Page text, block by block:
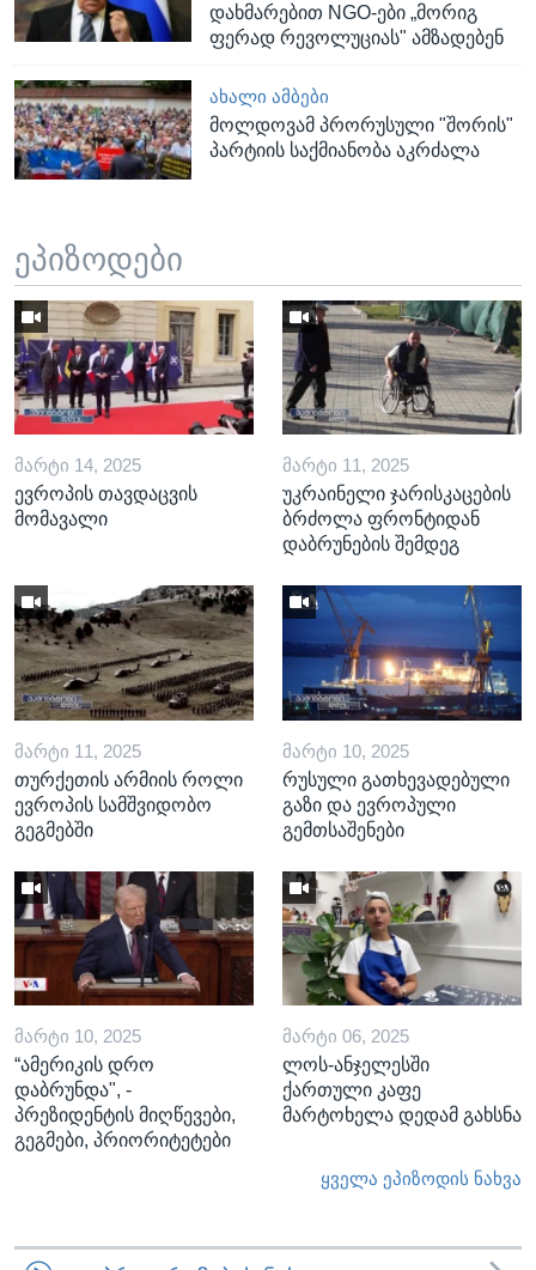
დახმარებით NGO-ები „მორიგ
ფერად რევოლუციას" ამზადებენ
ᲐᲮᲐᲚᲘ ᲐᲛᲑᲔᲑᲘ
მოლდოვამ პრორუსული "შორის"
პარტიის საქმიანობა აკრძალა
ეპიზოდები
ᲛᲐᲠᲢᲘ 14, 2025
ევროპის თავდაცვის
მომავალი
ᲛᲐᲠᲢᲘ 11, 2025
უკრაინელი ჯარისკაცების
ბრძოლა ფრონტიდან
დაბრუნების შემდეგ
ᲛᲐᲠᲢᲘ 11, 2025
თურქეთის არმიის როლი
ევროპის სამშვიდობო
გეგმებში
ᲛᲐᲠᲢᲘ 10, 2025
რუსული გათხევადებული
გაზი და ევროპული
გემთსაშენები
ᲛᲐᲠᲢᲘ 10, 2025
“ამერიკის დრო
დაბრუნდა", -
პრეზიდენტის მიღწევები,
გეგმები, პრიორიტეტები
ᲛᲐᲠᲢᲘ 06, 2025
ლოს-ანჯელესში
ქართული კაფე
მარტოხელა დედამ გახსნა
ყველა ეპიზოდის ნახვა